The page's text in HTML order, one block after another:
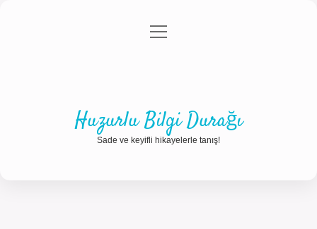
Gizlilik Politikası
menüyü
Huzurlu Bilgi Durağı
Sade ve keyifli hikayelerle tanış!